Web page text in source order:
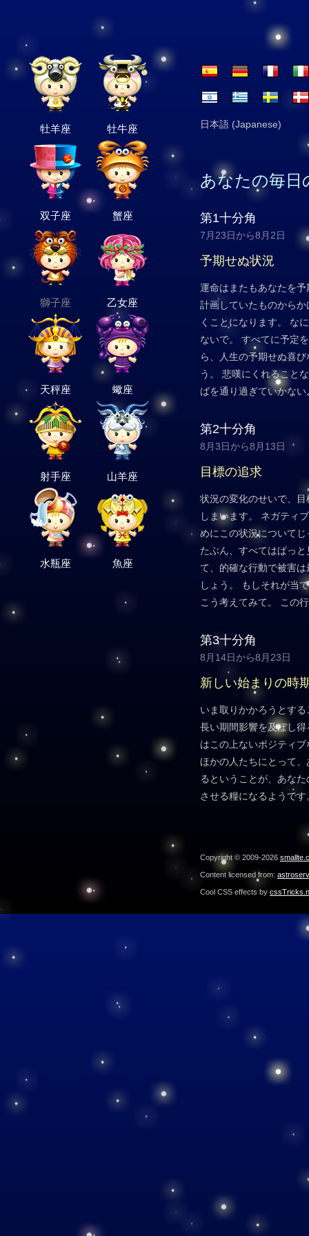
牡羊座 牡牛座
双子座 蟹座
獅子座 乙女座
天秤座 蠍座
射手座 山羊座
水瓶座 魚座
日本語 (Japanese)
あなたの毎日
第1十分角
7月23日から8月2日
予期せぬ状況
運命はまたもあなたを
計画していたものから
くことになります。 な
ないで。 すべてに予定
ら、人生の予期せぬ喜
う。 悲嘆にくれること
ばを通り過ぎていかな
第2十分角
8月3日から8月13日
目標の追求
状況の変化のせいで、
しまいます。 ネガティ
めにこの状況について
たぶん、すべてはぱっ
て、的確な行動で被害
しょう。 もしそれが当
こう考えてみて。 この
第3十分角
8月14日から8月23日
新しい始まりの時
いま取りかかろうとす
長い期間影響を及ぼし
はこの上ないポジティ
ほかの人たちにとって
るということが、あな
させる糧になるようです
Copyright © 2009-2026
Content licensed from:
Cool CSS effects by